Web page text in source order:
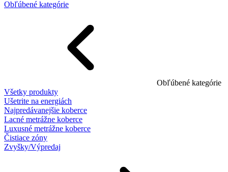
Obľúbené kategórie
Obľúbené kategórie
Všetky produkty
Ušetrite na energiách
Najpredávanejšie koberce
Lacné metrážne koberce
Luxusné metrážne koberce
Čistiace zóny
Zvyšky/Výpredaj